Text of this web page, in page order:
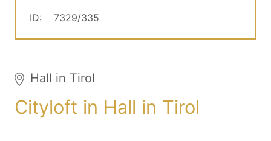
ID:
7329/335
Hall in Tirol
Cityloft in Hall in Tirol